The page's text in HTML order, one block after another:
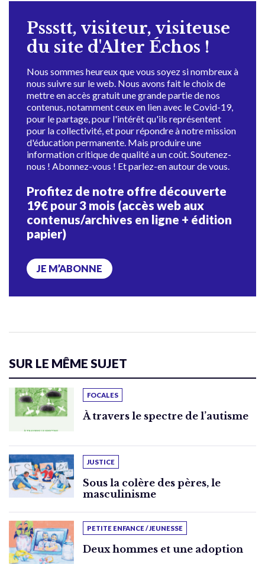
Pssstt, visiteur, visiteuse
du site d'Alter Échos !
Nous sommes heureux que vous soyez si nombreux à
nous suivre sur le web. Nous avons fait le choix de
mettre en accès gratuit une grande partie de nos
contenus, notamment ceux en lien avec le Covid-19,
pour le partage, pour l'intérêt qu'ils représentent
pour la collectivité, et pour répondre à notre mission
d'éducation permanente. Mais produire une
information critique de qualité a un coût. Soutenez-
nous ! Abonnez-vous ! Et parlez-en autour de vous.
Profitez de notre offre découverte
19€ pour 3 mois (accès web aux
contenus/archives en ligne + édition
papier)
JE M’ABONNE
SUR LE MÊME SUJET
FOCALES
À travers le spectre de l’autisme
JUSTICE
Sous la colère des pères, le
masculinisme
PETITE ENFANCE / JEUNESSE
Deux hommes et une adoption